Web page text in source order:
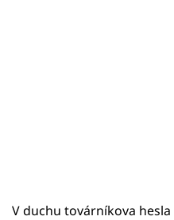
V duchu továrníkova hesla